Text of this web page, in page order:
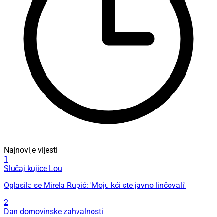
Najnovije vijesti
1
Slučaj kujice Lou
Oglasila se Mirela Rupić: 'Moju kći ste javno linčovali'
2
Dan domovinske zahvalnosti